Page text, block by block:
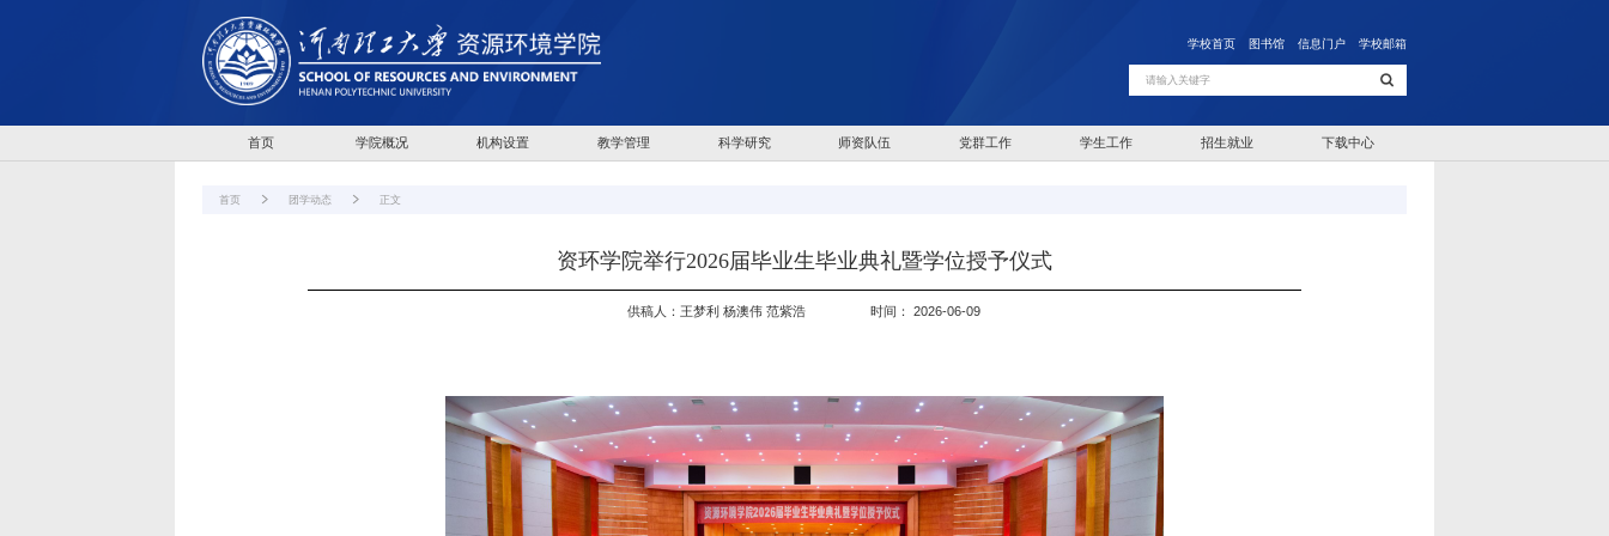
学校首页 图书馆 信息门户 学校邮箱
首页 学院概况 机构设置 教学管理 科学研究 师资队伍 党群工作 学生工作 招生就业 下载中心
首页 团学动态 正文
资环学院举行2026届毕业生毕业典礼暨学位授予仪式
供稿人：王梦利 杨澳伟 范紫浩 时间： 2026-06-09